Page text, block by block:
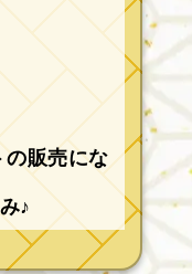
の販売にな
♪